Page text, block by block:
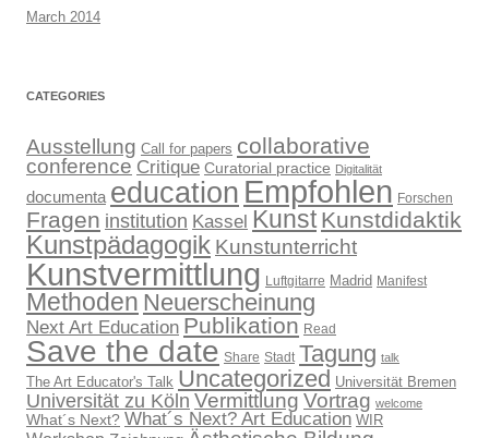
March 2014
CATEGORIES
Ausstellung Call for papers collaborative
conference Critique Curatorial practice Digitalität
documenta education Empfohlen Forschen
Fragen institution Kassel Kunst Kunstdidaktik
Kunstpädagogik Kunstunterricht
Kunstvermittlung Luftgitarre Madrid Manifest
Methoden Neuerscheinung
Next Art Education Publikation Read
Save the date Share Stadt Tagung talk
The Art Educator's Talk Uncategorized Universität Bremen
Universität zu Köln Vermittlung Vortrag welcome
What´s Next? What´s Next? Art Education WIR